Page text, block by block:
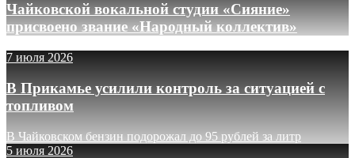
Чайковской вокальной студии «Сияние»
присвоено звание «Народный коллектив»
7 июля 2026
В Прикамье усилили контроль за ситуацией с
топливом
В Чайковском бензин подорожал до 95 рублей за литр
5 июля 2026